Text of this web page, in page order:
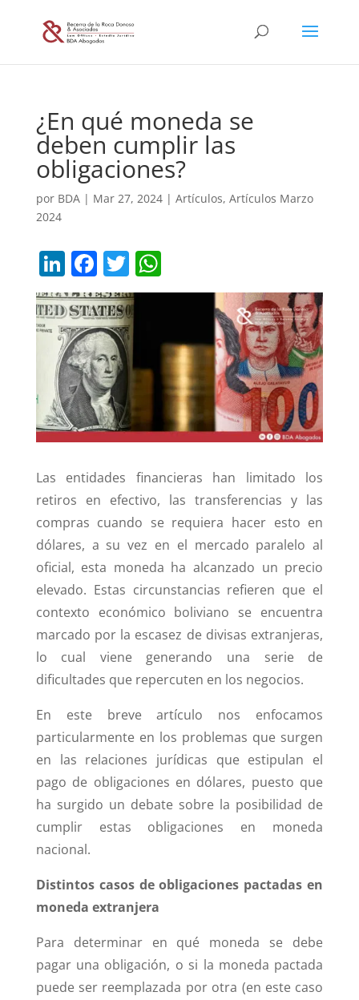
¿En qué moneda se
deben cumplir las
obligaciones?
por BDA| Mar 27, 2024| Artículos, Artículos Marzo
2024
Li
n
k
e
dI
n
F
a
c
e
b
o
o
k
T
w
itt
er
W
h
s
A
p
p
Las entidades financieras han limitado los
retiros en efectivo, las transferencias y las
compras cuando se requiera hacer esto en
dólares, a su vez en el mercado paralelo al
oficial, esta moneda ha alcanzado un precio
elevado. Estas circunstancias refieren que el
contexto económico boliviano se encuentra
marcado por la escasez de divisas extranjeras,
lo cual viene generando una serie de
dificultades que repercuten en los negocios.
En este breve artículo nos enfocamos
particularmente en los problemas que surgen
en las relaciones jurídicas que estipulan el
pago de obligaciones en dólares, puesto que
ha surgido un debate sobre la posibilidad de
cumplir estas obligaciones en moneda
nacional.
Distintos casos de obligaciones pactadas en
moneda extranjera
Para determinar en qué moneda se debe
pagar una obligación, o si la moneda pactada
puede ser reemplazada por otra (en este caso